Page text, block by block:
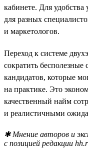
кабинете. Для удобства
для разных
и маркетологов.
Переход к системе
сократить бесполезные
кандидатов, которые
на практике. Это
качественный найм
и реалистичными
✱ Мнение авторов и
с позицией редакции